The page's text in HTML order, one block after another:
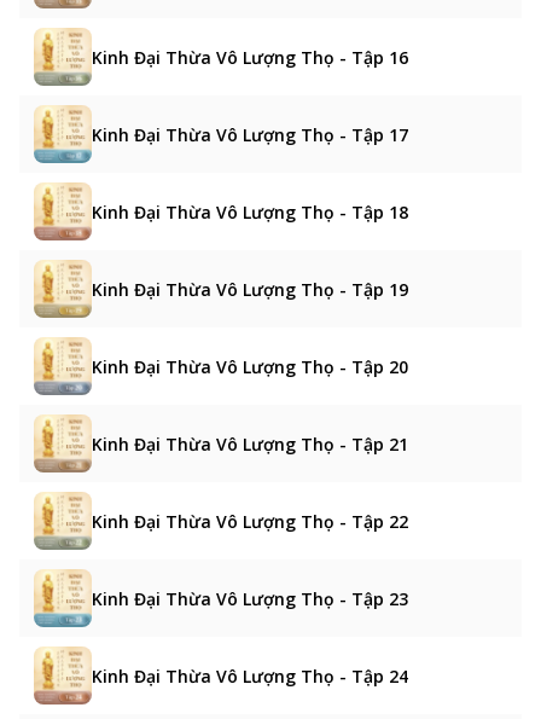
Kinh Đại Thừa Vô Lượng Thọ - Tập 16
Kinh Đại Thừa Vô Lượng Thọ - Tập 17
Kinh Đại Thừa Vô Lượng Thọ - Tập 18
Kinh Đại Thừa Vô Lượng Thọ - Tập 19
Kinh Đại Thừa Vô Lượng Thọ - Tập 20
Kinh Đại Thừa Vô Lượng Thọ - Tập 21
Kinh Đại Thừa Vô Lượng Thọ - Tập 22
Kinh Đại Thừa Vô Lượng Thọ - Tập 23
Kinh Đại Thừa Vô Lượng Thọ - Tập 24